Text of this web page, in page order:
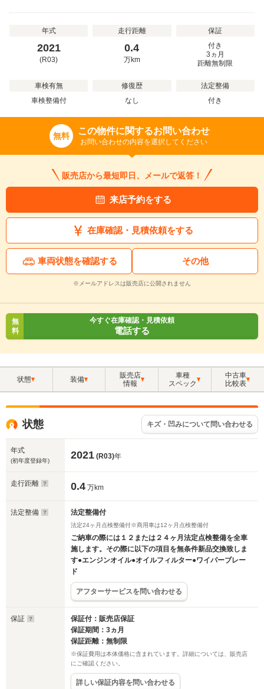
年式
2021
(R03)
走行距離
0.4
万km
保証
付き
3ヵ月
距離無制限
車検有無
車検整備付
修復歴
なし
法定整備
付き
無料 この物件に関するお問い合わせ
お問い合わせの内容を選択してください
販売店から最短即日、メールで返答！
来店予約をする
在庫確認・見積依頼をする
車両状態を確認する その他
※メールアドレスは販売店に公開されません
無
料
今すぐ在庫確認・見積依頼
電話する
状態 装備
販売店
情報
車種
スペック
中古車
比較表
状態 キズ・凹みについて問い合わせる
年式
(初年度登録年) 2021 (R03)年
走行距離 0.4 万km
法定整備 法定整備付
法定24ヶ月点検整備付※商用車は12ヶ月点検整備付
ご納車の際には１２または２４ヶ月法定点検整備を全車
施します。その際に以下の項目を無条件新品交換致しま
す●エンジンオイル●オイルフィルター●ワイパーブレー
ド
アフターサービスを問い合わせる
保証
保証付：販売店保証
保証期間：3ヵ月
保証距離：無制限
※保証費用は本体価格に含まれています。詳細については、販売店
にご確認ください。
詳しい保証内容を問い合わせる